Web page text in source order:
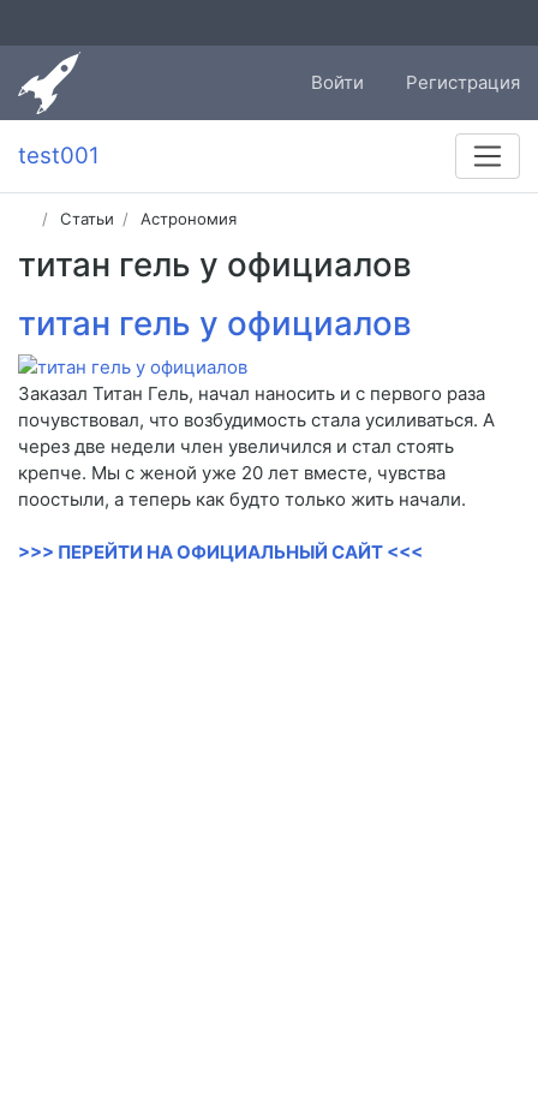
Войти Регистрация
test001
Статьи Астрономия
титан гель у официалов
титан гель у официалов
Заказал Титан Гель, начал наносить и с первого раза
почувствовал, что возбудимость стала усиливаться. А
через две недели член увеличился и стал стоять
крепче. Мы с женой уже 20 лет вместе, чувства
поостыли, а теперь как будто только жить начали.
>>> ПЕРЕЙТИ НА ОФИЦИАЛЬНЫЙ САЙТ <<<